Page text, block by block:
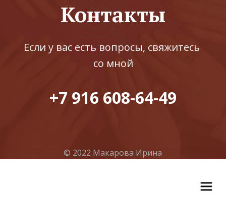
Контакты
Если у вас есть вопросы, свяжитесь
со мной
+7 916 608-64-49
© 2022 Макарова Ирина